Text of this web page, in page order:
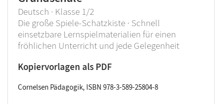
Deutsch · Klasse 1/2
Die große Spiele-Schatzkiste · Schnell
einsetzbare Lernspielmaterialien für einen
fröhlichen Unterricht und jede Gelegenheit
Kopiervorlagen als PDF
Cornelsen Pädagogik, ISBN 978-3-589-25804-8